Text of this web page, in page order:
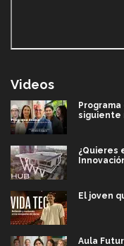
Videos
siguiente
¿Quieres
El joven
Aula